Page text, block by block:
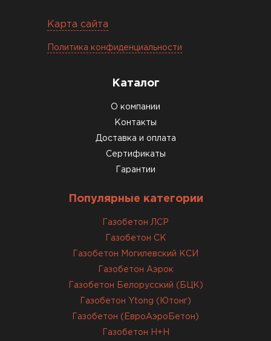
характеристикам. Строители довольны,
Константин Рябов
Завершали стройку зимой. Блоки пришли в
задачей справились
ОСТАВИТЬ ОТЗЫВ
Карта сайта
Политика конфиденциальности
Каталог
О компании
Контакты
Доставка и оплата
Сертификаты
Гарантии
Популярные категории
Газобетон ЛСР
Газобетон СК
Газобетон Могилевский КСИ
Газобетон Аэрок
Газобетон Белорусский (БЦК)
Газобетон Ytong (Ютонг)
Газобетон (ЕвроАэроБетон)
Газобетон H+H